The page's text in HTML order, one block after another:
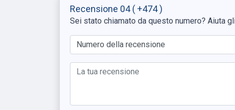
Recensione 04( +474 )
Sei stato chiamato da questo numero? Aiuta